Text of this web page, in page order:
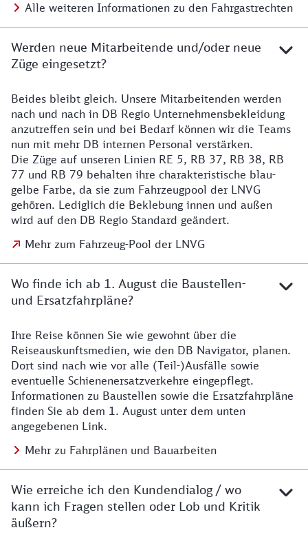
Alle weiteren Informationen zu den Fahrgastrechten
Werden neue Mitarbeitende und/oder neue
Züge eingesetzt?
Details zu den Mitarbeitenden
Beides bleibt gleich. Unsere Mitarbeitenden werden
nach und nach in DB Regio Unternehmensbekleidung
anzutreffen sein und bei Bedarf können wir die Teams
nun mit mehr DB internen Personal verstärken.
Die Züge auf unseren Linien RE 5, RB 37, RB 38, RB
77 und RB 79 behalten ihre charakteristische blau-
gelbe Farbe, da sie zum Fahrzeugpool der LNVG
gehören. Lediglich die Beklebung innen und außen
wird auf den DB Regio Standard geändert.
Mehr zum Fahrzeug-Pool der LNVG
Wo finde ich ab 1. August die Baustellen-
und Ersatzfahrpläne?
Details zu Baustelle
Ihre Reise können Sie wie gewohnt über die
Reiseauskunftsmedien, wie den DB Navigator, planen.
Dort sind nach wie vor alle (Teil-)Ausfälle sowie
eventuelle Schienenersatzverkehre eingepflegt.
Informationen zu Baustellen sowie die Ersatzfahrpläne
finden Sie ab dem 1. August unter dem unten
angegebenen Link.
Mehr zu Fahrplänen und Bauarbeiten
Wie erreiche ich den Kundendialog / wo
kann ich Fragen stellen oder Lob und Kritik
äußern?